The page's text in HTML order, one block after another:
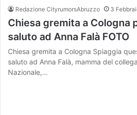
Redazione CityrumorsAbruzzo 3
Chiesa gremita a Cologna
saluto ad Anna Falà FOTO
Chiesa gremita a Cologna Spiaggia
saluto ad Anna Falà, mamma del
Nazionale,…